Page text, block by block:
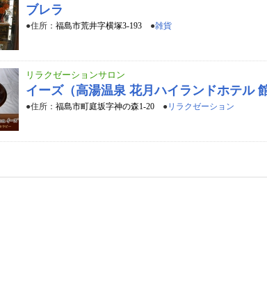
ブレラ
●住所： 福島市荒井字横塚3-193 ●雑貨
リラクゼーションサロン
イーズ（高湯温泉 花月ハイランドホテル 館
●住所： 福島市町庭坂字神の森1-20 ●リラクゼーション